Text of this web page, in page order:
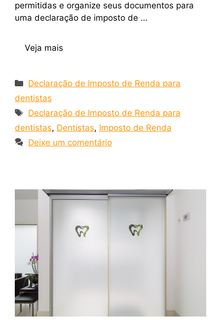
permitidas e organize seus documentos para
uma declaração de imposto de …
Veja mais
Declaração de Imposto de Renda para
dentistas
Declaração de Imposto de Renda para
dentistas, Dentistas, Imposto de Renda
Deixe um comentário